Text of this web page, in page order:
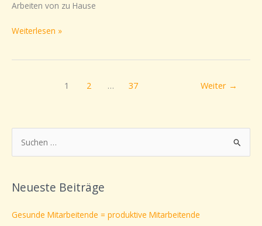
Arbeiten von zu Hause
und
unterstützen:
Weiterlesen »
1 2 … 37 Weiter →
u
h
Neueste Beiträge
Gesunde Mitarbeitende = produktive Mitarbeitende